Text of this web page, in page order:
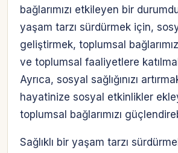
bağlarımızı etkileyen bir
yaşam tarzı sürdürmek için,
geliştirmek, toplumsal
ve toplumsal faaliyetlere
Ayrıca, sosyal sağlığınızı
hayatinize sosyal etkinlikler
toplumsal bağlarımızı
Sağlıklı bir yaşam tarzı